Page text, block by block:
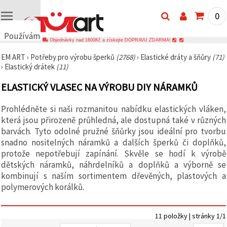
Používáme
🍪
Používáme
podobné
technologie,
zajistili
správné
fungování
webu,
zlepšili vaše
prostředí
při jeho
používání a
s vaším
souhlasem
analyzovali
a
0
Objednávky nad 1600Kč a získejte DOPRAVU ZDARMA!
EM ART › Potřeby pro výrobu šperků (2768)› Elastické dráty a šňůry (71)
› Elastický drátek (11)
ELASTICKÝ VLASEC NA VÝROBU DIY NÁRAMKŮ
Prohlédněte si naši rozmanitou nabídku elastických vláken,
která jsou přirozeně průhledná, ale dostupná také v různých
barvách. Tyto odolné pružné šňůrky jsou ideální pro tvorbu
snadno nositelných náramků a dalších šperků či doplňků,
protože nepotřebují zapínání. Skvěle se hodí k výrobě
dětských náramků, náhrdelníků a doplňků a výborně se
kombinují s naším sortimentem dřevěných, plastových a
polymerových korálků.
11 položky | stránky 1/1